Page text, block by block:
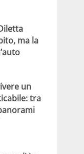
ma la
un
tra